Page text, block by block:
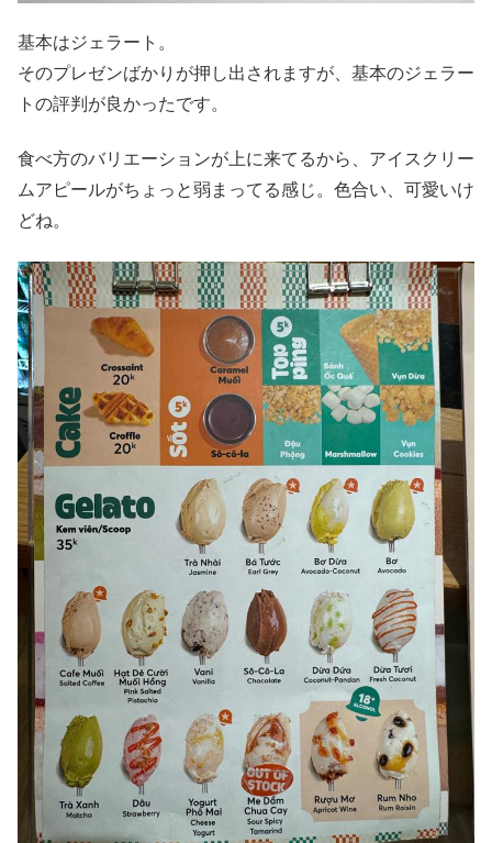
基本はジェラート。
そのプレゼンばかりが押し出されますが、基本のジェラー
トの評判が良かったです。
食べ方のバリエーションが上に来てるから、アイスクリー
ムアピールがちょっと弱まってる感じ。色合い、可愛いけ
どね。